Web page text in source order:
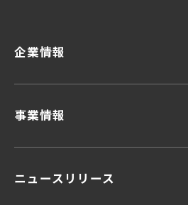
企業情報
事業情報
顧客データ＆インサイト
ニュースリリース